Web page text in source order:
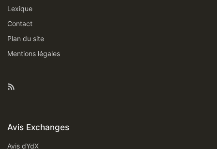
Lexique
Contact
Plan du site
Mentions légales
Feed RSS
Avis Exchanges
Avis dYdX